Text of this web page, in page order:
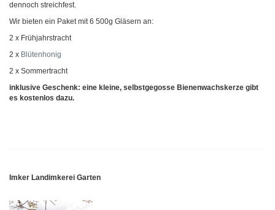
dennoch streichfest.
Wir bieten ein Paket mit 6 500g Gläsern an:
2 x Frühjahrstracht
2 x Blütenhonig
2 x Sommertracht
inklusive Geschenk: eine kleine, selbstgegosse Bienenwachskerze gibt
es kostenlos dazu.
Imker Landimkerei Garten